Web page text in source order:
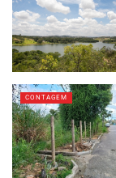
CONTAGEM